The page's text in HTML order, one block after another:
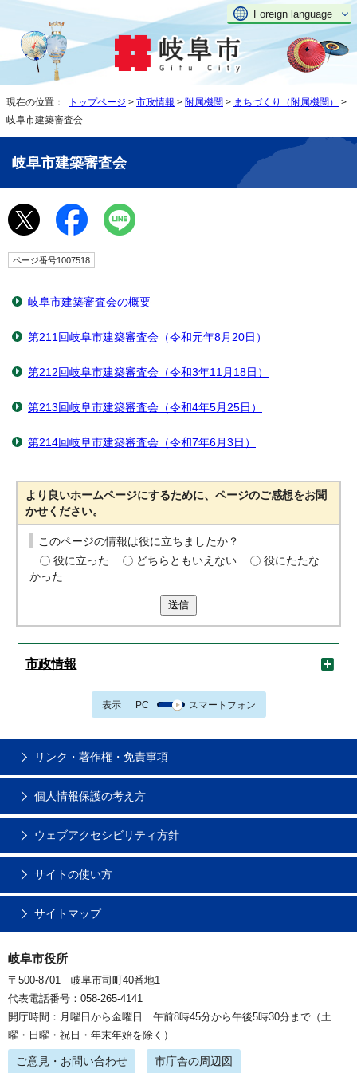
Foreign language
現在の位置： トップページ > 市政情報 > 附属機関 > まちづくり（附属機関）
>
岐阜市建築審査会
岐阜市建築審査会
ページ番号1007518
岐阜市建築審査会の概要
第211回岐阜市建築審査会（令和元年8月20日）
第212回岐阜市建築審査会（令和3年11月18日）
第213回岐阜市建築審査会（令和4年5月25日）
第214回岐阜市建築審査会（令和7年6月3日）
より良いホームページにするために、ページのご感想をお聞
かせください。
このページの情報は役に立ちましたか？
役に立った
どちらともいえない
役にたたな
かった
送信
市政情報
表示 PC スマートフォン
リンク・著作権・免責事項
個人情報保護の考え方
ウェブアクセシビリティ方針
サイトの使い方
サイトマップ
岐阜市役所
〒500-8701 岐阜市司町40番地1
代表電話番号：058-265-4141
開庁時間：月曜日から金曜日 午前8時45分から午後5時30分まで（土
曜・日曜・祝日・年末年始を除く）
ご意見・お問い合わせ 市庁舎の周辺図